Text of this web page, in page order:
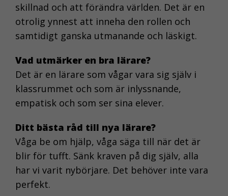
skillnad och att förändra världen. Det är en
otrolig ynnest att inneha den rollen och
samtidigt ganska utmanande och läskigt.
Vad utmärker en bra lärare?
Det är en lärare som vågar vara sig själv i
klassrummet och som är inlyssnande,
empatisk och som ser sina elever.
Ditt bästa råd till nya lärare?
Våga be om hjälp, våga säga till när det är
blir för tufft. Sänk kraven på dig själv, alla
har vi varit nybörjare. Det behöver inte vara
perfekt.